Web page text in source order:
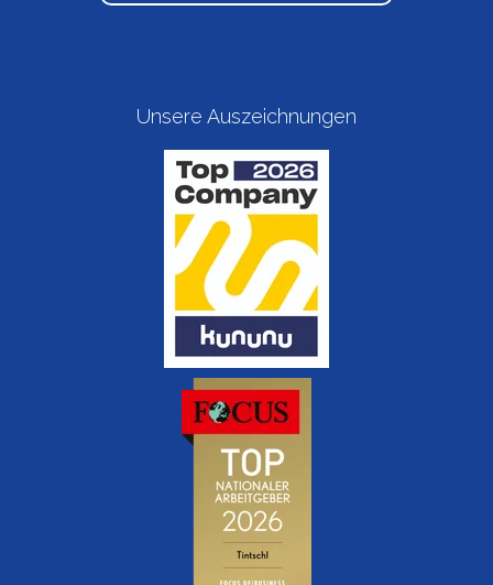
Unsere Auszeichnungen